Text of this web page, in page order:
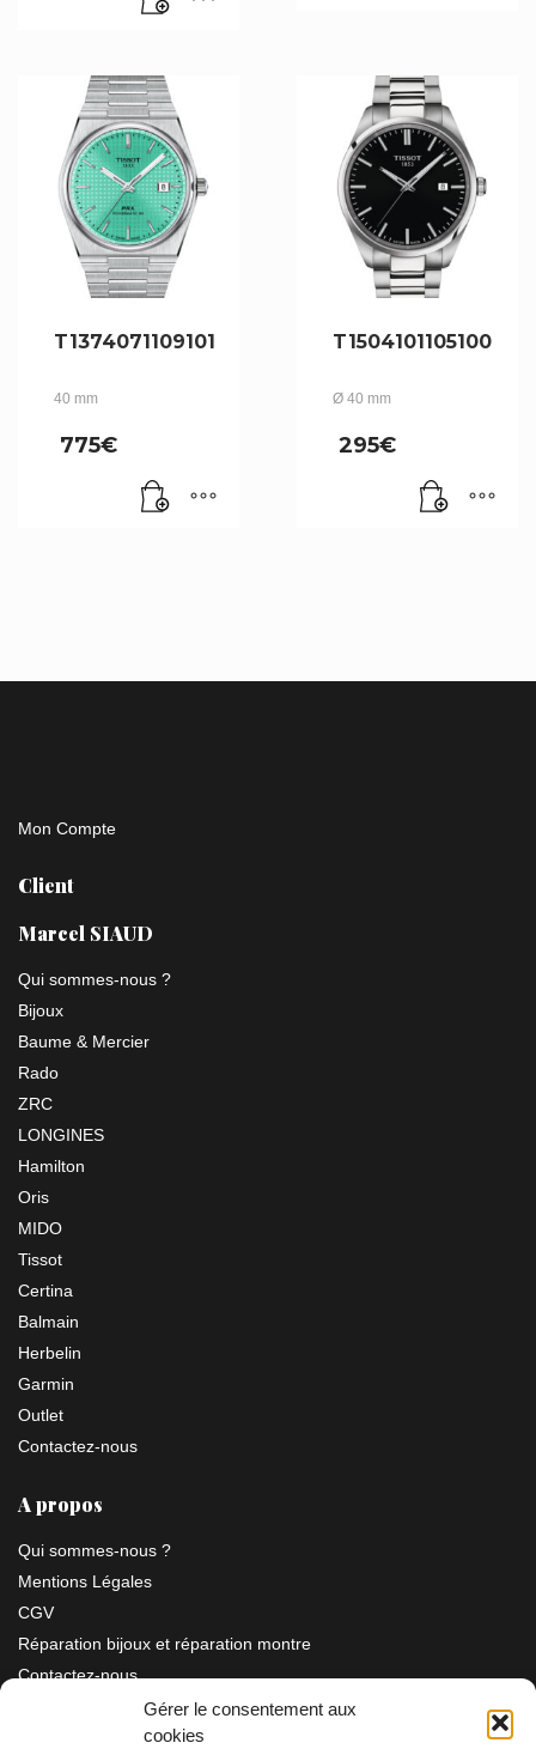
Gérer le consentement aux
cookies
T1374071109101
40 mm
775€
T1504101105100
Ø 40 mm
295€
Mon Compte
Client
Marcel SIAUD
Qui sommes-nous ?
Bijoux
Baume & Mercier
Rado
ZRC
LONGINES
Hamilton
Oris
MIDO
Tissot
Certina
Balmain
Herbelin
Garmin
Outlet
Contactez-nous
A propos
Qui sommes-nous ?
Mentions Légales
CGV
Réparation bijoux et réparation montre
Contactez-nous